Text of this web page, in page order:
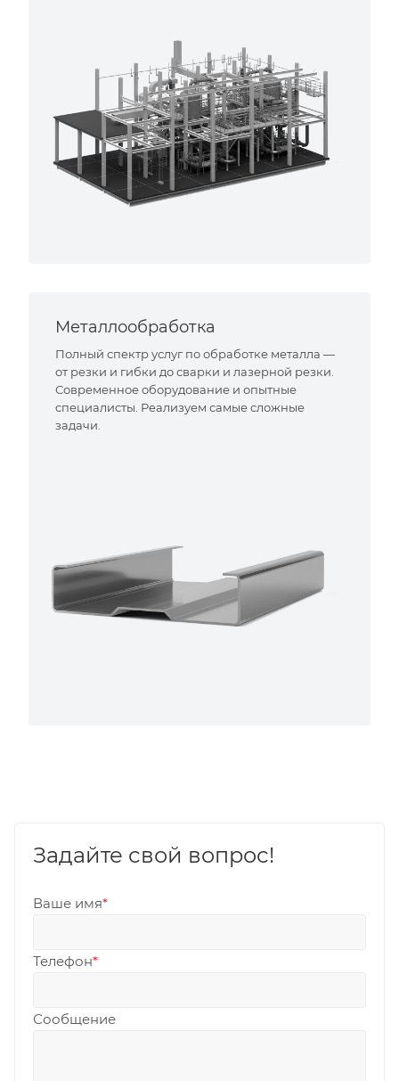
Металлообработка
Полный спектр услуг по обработке металла —
от резки и гибки до сварки и лазерной резки.
Современное оборудование и опытные
специалисты. Реализуем самые сложные
задачи.
Задайте свой вопрос!
Ваше имя*
Телефон*
Сообщение